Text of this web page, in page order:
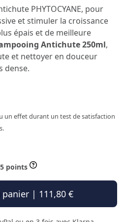
PHYTOCYANE, pour
et stimuler la croissance
épais et de meilleure
Antichute 250ml,
et nettoyer en douceur
dense.
un effet durant un test de satisfaction
points
| 111,80 €